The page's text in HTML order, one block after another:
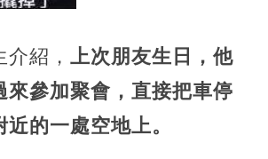
紹， 上次朋友生日，他
來參加聚會，直接把車停
的一處空地上。